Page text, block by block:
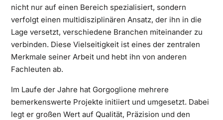
nicht nur auf einen Bereich spezialisiert, sondern
verfolgt einen multidisziplinären Ansatz, der ihn in die
Lage versetzt, verschiedene Branchen miteinander zu
verbinden. Diese Vielseitigkeit ist eines der zentralen
Merkmale seiner Arbeit und hebt ihn von anderen
Fachleuten ab.
Im Laufe der Jahre hat Gorgoglione mehrere
bemerkenswerte Projekte initiiert und umgesetzt. Dabei
legt er großen Wert auf Qualität, Präzision und den